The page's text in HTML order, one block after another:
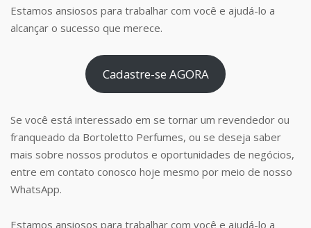
Estamos ansiosos para trabalhar com você e ajudá-lo a
alcançar o sucesso que merece.
Cadastre-se AGORA
Se você está interessado em se tornar um revendedor ou
franqueado da Bortoletto Perfumes, ou se deseja saber
mais sobre nossos produtos e oportunidades de negócios,
entre em contato conosco hoje mesmo por meio de nosso
WhatsApp.
Estamos ansiosos para trabalhar com você e ajudá-lo a